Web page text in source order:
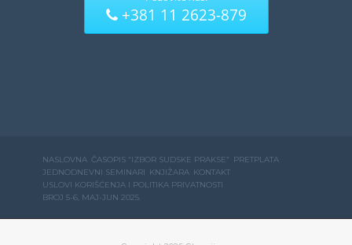
+381 11 2623-879
NASLOVNA ČASOPIS “IZBOR SUDSKE PRAKSE” PRETPLATA
JEDNODNEVNI SEMINARI KNJIŽARA KONTAKT
USLOVI KORIŠĆENJA I POLITIKA PRIVATNOSTI
BROJ 5-6, MAJ-JUN 2025.